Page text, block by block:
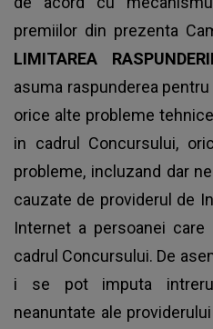
premiilor din prezenta
LIMITAREA
asuma raspunderea
orice alte probleme
in cadrul Concursului,
probleme, incluzand dar
cauzate de providerul de
Internet a persoanei
cadrul Concursului. De
i se pot imputa
neanuntate ale